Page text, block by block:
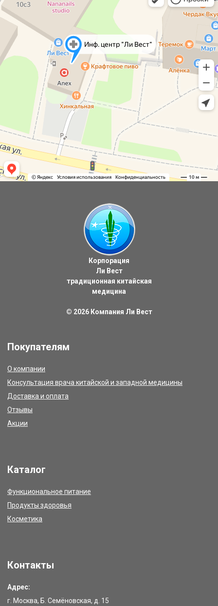
Корпорация
Ли Вест
традиционная китайская
медицина
© 2026 Компания Ли Вест
Покупателям
О компании
Консультация врача китайской и западной медицины
Доставка и оплата
Отзывы
Акции
Каталог
Функциональное питание
Продукты здоровья
Косметика
Контакты
Адрес:
г. Москва, Б. Семёновская, д. 15